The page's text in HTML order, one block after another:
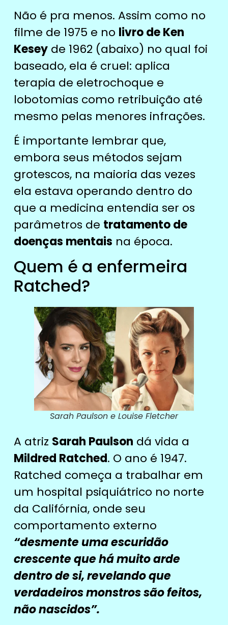
Não é pra menos. Assim como no
filme de 1975 e no livro de Ken
Keseyde 1962 (abaixo) no qual foi
baseado, ela é cruel: aplica
terapia de eletrochoque e
lobotomias como retribuição até
mesmo pelas menores infrações.
É importante lembrar que,
embora seus métodos sejam
grotescos, na maioria das vezes
ela estava operando dentro do
que a medicina entendia ser os
parâmetros de tratamento de
doenças mentais na época.
Quem é a enfermeira
Ratched?
Sarah Paulson e Louise Fletcher
A atriz Sarah Paulson dá vida a
Mildred Ratched. O ano é 1947.
Ratched começa a trabalhar em
um hospital psiquiátrico no norte
da Califórnia, onde seu
comportamento externo
“desmente uma escuridão
crescente que há muito arde
dentro de si, revelando que
verdadeiros monstros são feitos,
não nascidos”.